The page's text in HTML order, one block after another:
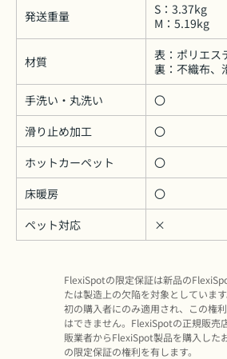
発送重量
S：3.37kg
M：5.19kg
材質
表：ポリエス
裏：不織布、
手洗い・丸洗い
〇
滑り止め加工
〇
ホットカーペット
〇
床暖房
〇
ペット対応
×
FlexiSpotの限定保証は新品の
たは製造上の欠陥を対象としていま
初の購入者にのみ適用され、この権
はできません。FlexiSpotの正規販売
販業者からFlexiSpot製品を購入した
の限定保証の権利を有します。